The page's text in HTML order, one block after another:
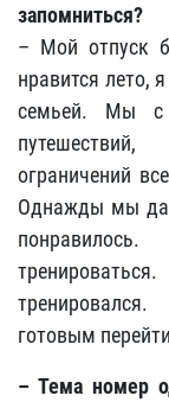
запомниться?
– Мой отпуск
нравится лето,
семьей. Мы с
ограничений
Однажды мы
готовым
– Тема номер